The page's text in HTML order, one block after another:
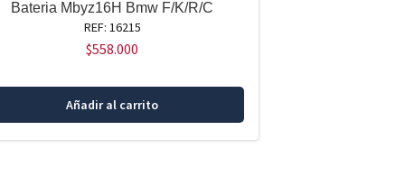
Bateria Mbyz16H Bmw F/K/R/C
REF: 16215
$558.000
Añadir al carrito